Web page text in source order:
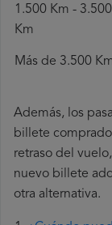
1.500 Km - 3.500
Km
Más de 3.500
Además, los
billete
retraso del
nuevo billete
otra alternativa.